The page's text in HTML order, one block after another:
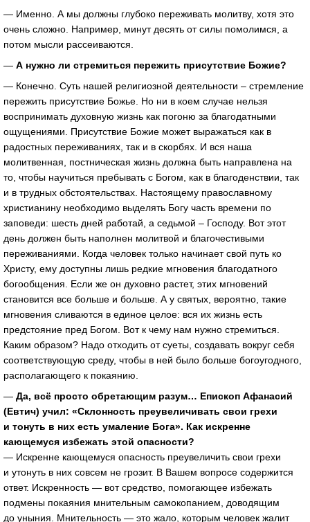
— Именно. А мы должны глубоко переживать молитву, хотя это
очень сложно. Например, минут десять от силы помолимся, а
потом мысли рассеиваются.
— А нужно ли стремиться пережить присутствие Божие?
— Конечно. Суть нашей религиозной деятельности – стремление
пережить присутствие Божье. Но ни в коем случае нельзя
воспринимать духовную жизнь как погоню за благодатными
ощущениями. Присутствие Божие может выражаться как в
радостных переживаниях, так и в скорбях. И вся наша
молитвенная, постническая жизнь должна быть направлена на
то, чтобы научиться пребывать с Богом, как в благоденствии, так
и в трудных обстоятельствах. Настоящему православному
христианину необходимо выделять Богу часть времени по
заповеди: шесть дней работай, а седьмой – Господу. Вот этот
день должен быть наполнен молитвой и благочестивыми
переживаниями. Когда человек только начинает свой путь ко
Христу, ему доступны лишь редкие мгновения благодатного
богообщения. Если же он духовно растет, этих мгновений
становится все больше и больше. А у святых, вероятно, такие
мгновения сливаются в единое целое: вся их жизнь есть
предстояние пред Богом. Вот к чему нам нужно стремиться.
Каким образом? Надо отходить от суеты, создавать вокруг себя
соответствующую среду, чтобы в ней было больше богоугодного,
располагающего к покаянию.
— Да, всё просто обретающим разум… Епископ Афанасий
(Евтич) учил: «Склонность преувеличивать свои грехи
и тонуть в них есть умаление Бога». Как искренне
кающемуся избежать этой опасности?
— Искренне кающемуся опасность преувеличить свои грехи
и утонуть в них совсем не грозит. В Вашем вопросе содержится
ответ. Искренность — вот средство, помогающее избежать
подмены покаяния мнительным самокопанием, доводящим
до уныния. Мнительность — это жало, которым человек жалит